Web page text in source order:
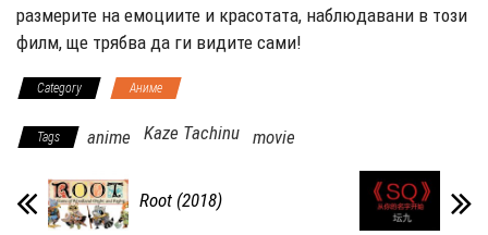
размерите на емоциите и красотата, наблюдавани в този
филм, ще трябва да ги видите сами!
Category Аниме
Tags anime Kaze Tachinu movie
Root (2018)